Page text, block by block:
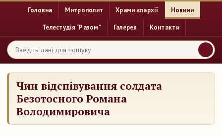
Головна Митрополит Храми єпархії Новини
Телестудія "Разом" Галерея Контакти
Чин відспівування солдата
Безотосного Романа
Володимировича